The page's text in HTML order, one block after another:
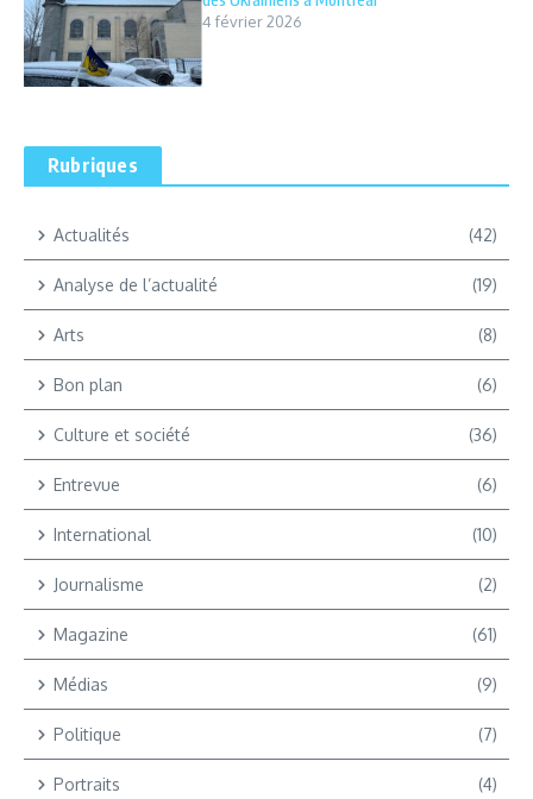
4 février 2026
Rubriques
Actualités (42)
Analyse de l’actualité (19)
Arts (8)
Bon plan (6)
Culture et société (36)
Entrevue (6)
International (10)
Journalisme (2)
Magazine (61)
Médias (9)
Politique (7)
Portraits (4)